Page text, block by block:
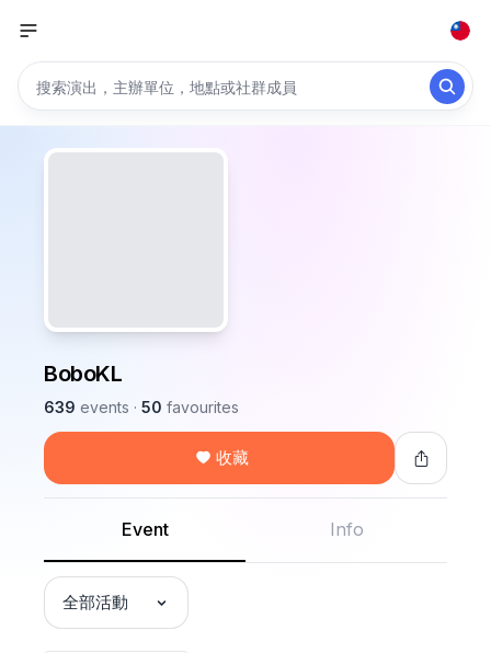
BoboKL
639 events · 50 favourites
收藏
Event Info
全部活動